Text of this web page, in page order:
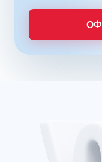
Систематизация и
расходах
недобросовестных
компании в
компании требуют
Можно
закупок топлива.